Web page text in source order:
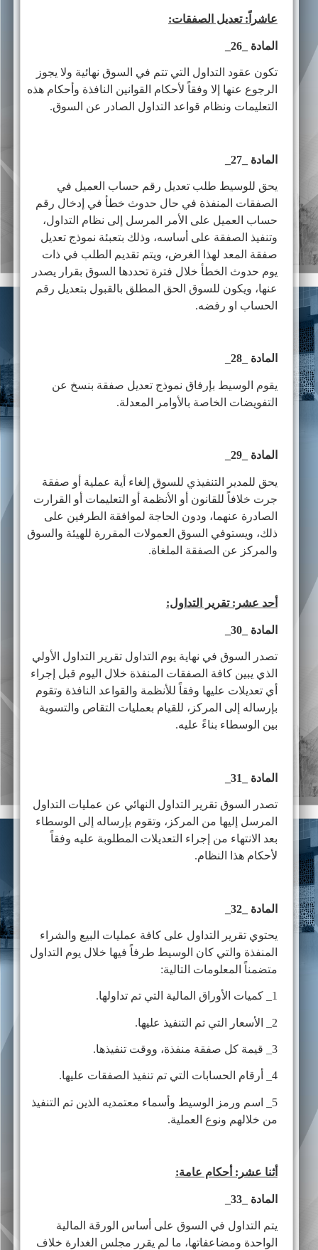
عاشراً: تعديل الصفقات:
المادة _26_
تكون عقود التداول التي تتم في السوق نهائية ولا يجوز
الرجوع عنها إلا وفقاً لأحكام القوانين النافذة وأحكام هذه
التعليمات ونظام قواعد التداول الصادر عن السوق.
المادة _27_
يحق للوسيط طلب تعديل رقم حساب العميل في
الصفقات المنفذة في حال حدوث خطأ في إدخال رقم
حساب العميل على الأمر المرسل إلى نظام التداول،
وتنفيذ الصفقة على أساسه، وذلك بتعبئة نموذج تعديل
صفقة المعد لهذا الغرض، ويتم تقديم الطلب في ذات
يوم حدوث الخطأ خلال فترة تحددها السوق بقرار يصدر
عنها، ويكون للسوق الحق المطلق بالقبول بتعديل رقم
الحساب او رفضه.
المادة _28_
يقوم الوسيط بإرفاق نموذج تعديل صفقة بنسخ عن
التفويضات الخاصة بالأوامر المعدلة.
المادة _29_
يحق للمدير التنفيذي للسوق إلغاء أية عملية أو صفقة
جرت خلافاً للقانون أو الأنظمة أو التعليمات أو القرارت
الصادرة عنهما، ودون الحاجة لموافقة الطرفين على
ذلك، ويستوفي السوق العمولات المقررة للهيئة والسوق
والمركز عن الصفقة الملغاة.
أحد عشر: تقرير التداول:
المادة _30_
تصدر السوق في نهاية يوم التداول تقرير التداول الأولي
الذي يبين كافة الصفقات المنفذة خلال اليوم قبل إجراء
أي تعديلات عليها وفقاً للأنظمة والقواعد النافذة وتقوم
بإرساله إلى المركز، للقيام بعمليات التقاص والتسوية
بين الوسطاء بناءً عليه.
المادة _31_
تصدر السوق تقرير التداول النهائي عن عمليات التداول
المرسل إليها من المركز، وتقوم بإرساله إلى الوسطاء
بعد الانتهاء من إجراء التعديلات المطلوبة عليه وفقاً
لأحكام هذا النظام.
المادة _32_
يحتوي تقرير التداول على كافة عمليات البيع والشراء
المنفذة والتي كان الوسيط طرفاً فيها خلال يوم التداول
متضمناً المعلومات التالية:
1_ كميات الأوراق المالية التي تم تداولها.
2_ الأسعار التي تم التنفيذ عليها.
3_ قيمة كل صفقة منفذة، ووقت تنفيذها.
4_ أرقام الحسابات التي تم تنفيذ الصفقات عليها.
5_ اسم ورمز الوسيط وأسماء معتمديه الذين تم التنفيذ
من خلالهم ونوع العملية.
أثنا عشر: أحكام عامة:
المادة _33_
يتم التداول في السوق على أساس الورقة المالية
الواحدة ومضاعفاتها، ما لم يقرر مجلس الغدارة خلاف